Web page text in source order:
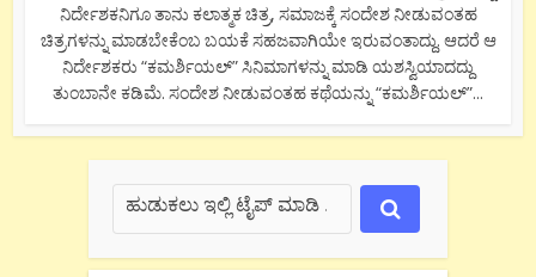
ನಿರ್ದೇಶಕನಿಗೂ ತಾನು ಕಲಾತ್ಮಕ ಚಿತ್ರ, ಸಮಾಜಕ್ಕೆ ಸಂದೇಶ ನೀಡುವಂತಹ
ಚಿತ್ರಗಳನ್ನು ಮಾಡಬೇಕೆಂಬ ಬಯಕೆ ಸಹಜವಾಗಿಯೇ ಇರುವಂತಾದ್ದು. ಆದರೆ ಆ
ನಿರ್ದೇಶಕರು “ಕಮರ್ಶಿಯಲ್” ಸಿನಿಮಾಗಳನ್ನು ಮಾಡಿ ಯಶಸ್ವಿಯಾದದ್ದು
ತುಂಬಾನೇ ಕಡಿಮೆ. ಸಂದೇಶ ನೀಡುವಂತಹ ಕಥೆಯನ್ನು “ಕಮರ್ಶಿಯಲ್”...